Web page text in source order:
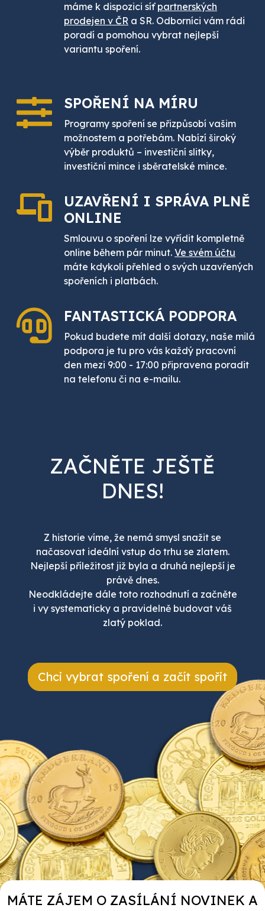
máme k dispozici síť partnerských
prodejen v ČR a SR. Odborníci vám rádi
poradí a pomohou vybrat nejlepší
variantu spoření.
SPOŘENÍ NA MÍRU
Programy spoření se přizpůsobí vašim
možnostem a potřebám. Nabízí široký
výběr produktů – investiční slitky,
investiční mince i sběratelské mince.
UZAVŘENÍ I SPRÁVA PLNĚ
ONLINE
Smlouvu o spoření lze vyřídit kompletně
online během pár minut. Ve svém účtu
máte kdykoli přehled o svých uzavřených
spořeních i platbách.
FANTASTICKÁ PODPORA
Pokud budete mít další dotazy, naše milá
podpora je tu pro vás každý pracovní
den mezi 9:00 - 17:00 připravena poradit
na telefonu či na e-mailu.
ZAČNĚTE JEŠTĚ
DNES!
Z historie víme, že nemá smysl snažit se
načasovat ideální vstup do trhu se zlatem.
Nejlepší příležitost již byla a druhá nejlepší je
právě dnes.
Neodkládejte dále toto rozhodnutí a začněte
i vy systematicky a pravidelně budovat váš
zlatý poklad.
Chci vybrat spoření a začít spořit
MÁTE ZÁJEM O ZASÍLÁNÍ NOVINEK A